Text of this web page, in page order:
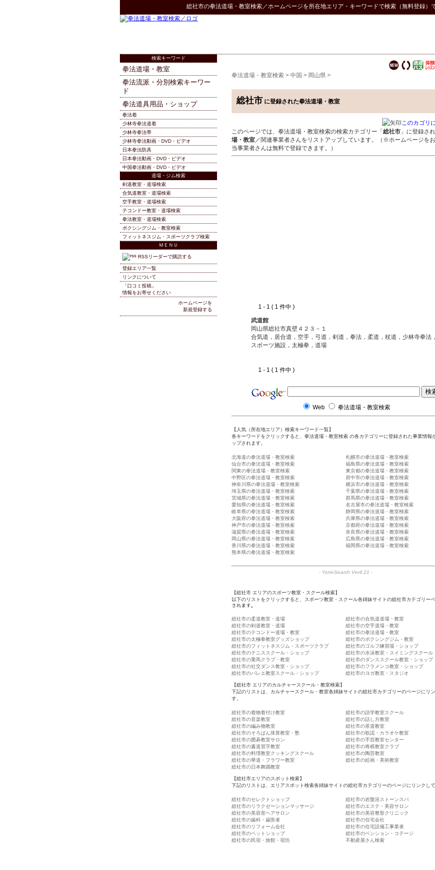
総社市の拳法道場・教室検索／ホームページを所在地エリア・キーワードで検索（無料登録）
拳法道場・教室検索 > 中国 > 岡山県 >
総社市 に登録された拳法道場・教室
このカゴリ
このページでは、拳法道場・教室検索の検索カテゴリー「 総社市 」に登録さ
場・教室／関連事業者さんをリストアップしています。（※ホームページを
当事業者さんは無料で登録できます。）
1 - 1 ( 1 件中 )
武道館
岡山県総社市真壁４２３－１
合気道，居合道，空手，弓道，剣道，拳法，柔道，杖道，少林寺拳法
スポーツ施設，太極拳，道場
1 - 1 ( 1 件中 )
Web 拳法道場・教室検索
【人気（所在地エリア）検索キーワード一覧】
各キーワードをクリックすると、拳法道場・教室検索 の各カテゴリーに登録された事業情報
ップされます。
北海道の拳法道場・教室検索
札幌市の拳法道場・教室検索
仙台市の拳法道場・教室検索
福島県の拳法道場・教室検索
関東の拳法道場・教室検索
東京都の拳法道場・教室検索
中野区の拳法道場・教室検索
府中市の拳法道場・教室検索
神奈川県の拳法道場・教室検索
横浜市の拳法道場・教室検索
埼玉県の拳法道場・教室検索
千葉県の拳法道場・教室検索
茨城県の拳法道場・教室検索
群馬県の拳法道場・教室検索
愛知県の拳法道場・教室検索
名古屋市の拳法道場・教室検索
岐阜県の拳法道場・教室検索
静岡県の拳法道場・教室検索
大阪府の拳法道場・教室検索
兵庫県の拳法道場・教室検索
神戸市の拳法道場・教室検索
京都府の拳法道場・教室検索
滋賀県の拳法道場・教室検索
奈良県の拳法道場・教室検索
岡山県の拳法道場・教室検索
広島県の拳法道場・教室検索
香川県の拳法道場・教室検索
福岡県の拳法道場・教室検索
熊本県の拳法道場・教室検索
- Yomi-Search Ver4.21 -
【総社市 エリアのスポーツ教室・スクール検索】
以下のリストをクリックすると、スポーツ教室・スクール各姉妹サイトの総社市カテゴリー
されます。
総社市の柔道教室・道場
総社市の合気道道場・教室
総社市の剣道教室・道場
総社市の空手道場・教室
総社市のテコンドー道場・教室
総社市の拳法道場・教室
総社市の太極拳教室グッズショップ
総社市のボクシングジム・教室
総社市のフィットネスジム・スポーツクラブ
総社市のゴルフ練習場・ショップ
総社市のテニススクール・ショップ
総社市の水泳教室・スイミングスクール
総社市の乗馬クラブ・教室
総社市のダンススクール教室・ショップ
総社市の社交ダンス教室・ショップ
総社市のフラメンコ教室・ショップ
総社市のバレエ教室スクール・ショップ
総社市のヨガ教室・スタジオ
【総社市 エリアのカルチャースクール・教室検索】
下記のリストは、カルチャースクール・教室各姉妹サイトの総社市カテゴリーのページにリ
す。
総社市の着物着付け教室
総社市の語学教室スクール
総社市の音楽教室
総社市の話し方教室
総社市の編み物教室
総社市の茶道教室
総社市のそろばん珠算教室・塾
総社市の歌謡・カラオケ教室
総社市の囲碁教室サロン
総社市の手芸教室センター
総社市の書道習字教室
総社市の将棋教室クラブ
総社市の料理教室クッキングスクール
総社市の陶芸教室
総社市の華道・フラワー教室
総社市の絵画・美術教室
総社市の日本舞踊教室
【総社市エリアのスポット検索】
下記のリストは、エリアスポット検索各姉妹サイトの総社市カテゴリーのページにリンクし
総社市のセレクトショップ
総社市の岩盤浴ストーンスパ
総社市のリラクゼーションマッサージ
総社市のエステ・美容サロン
総社市の美容室ヘアサロン
総社市の美容整形クリニック
総社市の歯科・歯医者
総社市の住宅会社
総社市のリフォーム会社
総社市の住宅設備工事業者
総社市のペットショップ
総社市のペンション・コテージ
総社市の民宿・旅館・宿坊
不動産屋さん検索
検索キーワード
拳法道場・教室
拳法流派・分別検索キーワー
ド
拳法道具用品・ショップ
拳法着
少林寺拳法道着
少林寺拳法帯
少林寺拳法動画・DVD・ビデオ
日本拳法防具
日本拳法動画・DVD・ビデオ
中国拳法動画・DVD・ビデオ
道場・ジム検索
剣道教室・道場検索
合気道教室・道場検索
空手教室・道場検索
テコンドー教室・道場検索
拳法教室・道場検索
ボクシングジム・教室検索
フィットネスジム・スポーツクラブ検索
ＭＥＮＵ
RSSリーダーで購読する
登録エリア一覧
リンクについて
「口コミ投稿」
情報をお寄せください
ホームページを
新規登録する